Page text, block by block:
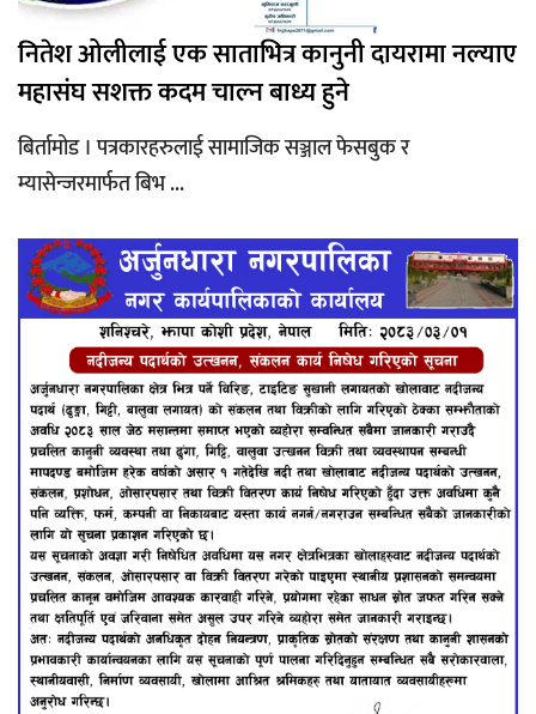
नितेश ओलीलाई एक साताभित्र कानुनी दायरामा नल्याए
महासंघ सशक्त कदम चाल्न बाध्य हुने
बिर्तामोड । पत्रकारहरुलाई सामाजिक सञ्जाल फेसबुक र
म्यासेन्जरमार्फत बिभ ...